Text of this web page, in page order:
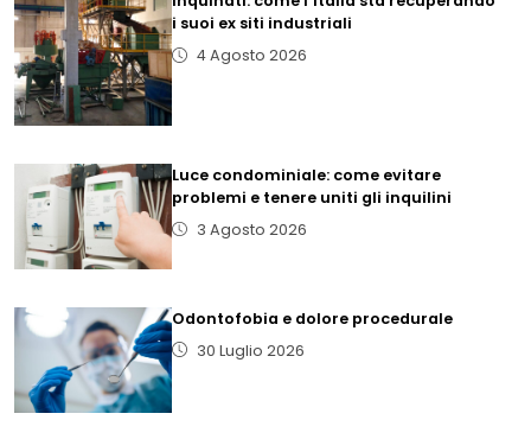
i suoi ex siti industriali
4 Agosto 2026
Luce condominiale: come evitare
problemi e tenere uniti gli inquilini
3 Agosto 2026
Odontofobia e dolore procedurale
30 Luglio 2026